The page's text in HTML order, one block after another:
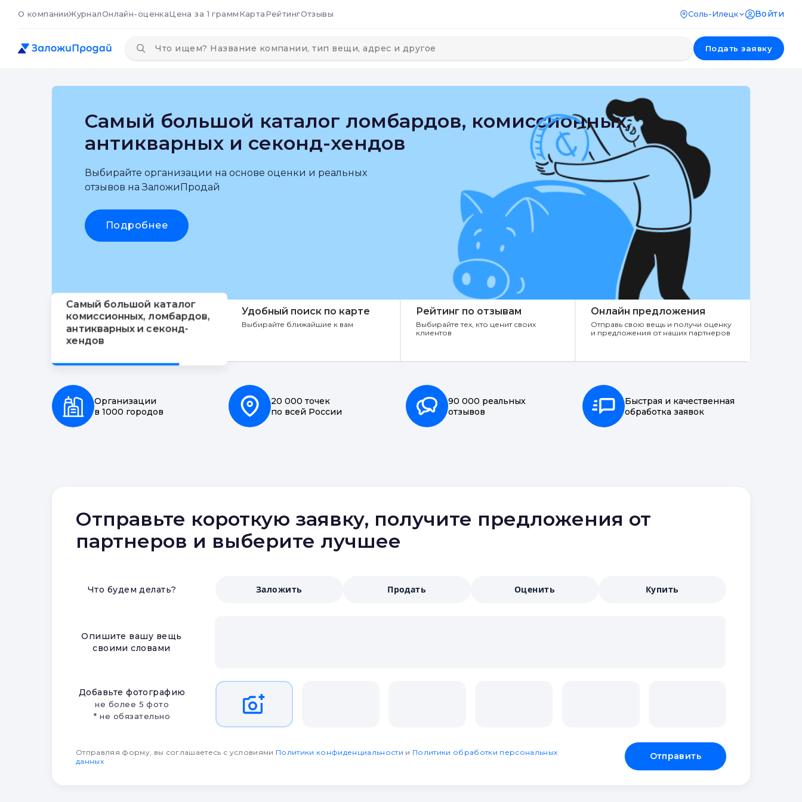
О компанииЖурналОнлайн-оценкаЦена за 1 граммКартаРейтингОтзывы Соль-Илецк Войти
Подать заявку
Самый большой каталог ломбардов, комиссионных,
антикварных и секонд-хендов
Выбирайте организации на основе оценки и реальных
отзывов на ЗаложиПродай
Подробнее
Самый большой каталог
комиссионных, ломбардов,
антикварных и секонд-
хендов
Удобный поиск по карте
Выбирайте ближайшие к вам
Рейтинг по отзывам
Выбирайте тех, кто ценит своих
клиентов
Онлайн предложения
Отправь свою вещь и получи оценку
и предложения от наших партнеров
Организации
в 1000 городов
20 000 точек
по всей России
90 000 реальных
отзывов
Быстрая и качественная
обработка заявок
Отправьте короткую заявку, получите предложения от
партнеров и выберите лучшее
Что будем делать? Заложить Продать Оценить Купить
Опишите вашу вещь
своими словами
Добавьте фотографию
не более 5 фото
* не обязательно
Отправляя форму, вы соглашаетесь с условиями Политики конфиденциальности и Политики обработки персональных
данных
Отправить